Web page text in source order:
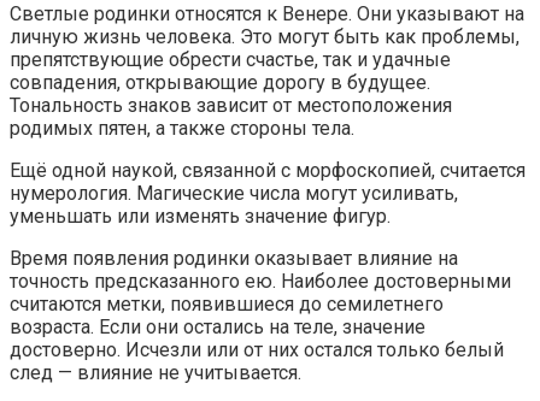
Светлые родинки относятся к Венере. Они указывают на
личную жизнь человека. Это могут быть как проблемы,
препятствующие обрести счастье, так и удачные
совпадения, открывающие дорогу в будущее.
Тональность знаков зависит от местоположения
родимых пятен, а также стороны тела.
Ещё одной наукой, связанной с морфоскопией, считается
нумерология. Магические числа могут усиливать,
уменьшать или изменять значение фигур.
Время появления родинки оказывает влияние на
точность предсказанного ею. Наиболее достоверными
считаются метки, появившиеся до семилетнего
возраста. Если они остались на теле, значение
достоверно. Исчезли или от них остался только белый
след — влияние не учитывается.